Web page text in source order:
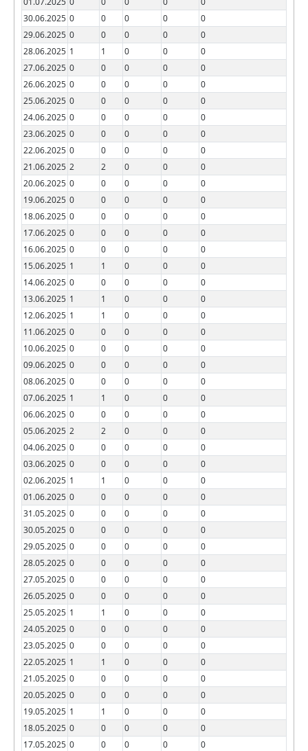
30.06.2025 0 0 0 0
0
29.06.2025 0 0 0 0
0
28.06.2025 1 1 0 0
0
27.06.2025 0 0 0 0
0
26.06.2025 0 0 0 0
0
25.06.2025 0 0 0 0
0
24.06.2025 0 0 0 0
0
23.06.2025 0 0 0 0
0
22.06.2025 0 0 0 0
0
21.06.2025 2 2 0 0
0
20.06.2025 0 0 0 0
0
19.06.2025 0 0 0 0
0
18.06.2025 0 0 0 0
0
17.06.2025 0 0 0 0
0
16.06.2025 0 0 0 0
0
15.06.2025 1 1 0 0
0
14.06.2025 0 0 0 0
0
13.06.2025 1 1 0 0
0
12.06.2025 1 1 0 0
0
11.06.2025 0 0 0 0
0
10.06.2025 0 0 0 0
0
09.06.2025 0 0 0 0
0
08.06.2025 0 0 0 0
0
07.06.2025 1 1 0 0
0
06.06.2025 0 0 0 0
0
05.06.2025 2 2 0 0
0
04.06.2025 0 0 0 0
0
03.06.2025 0 0 0 0
0
02.06.2025 1 1 0 0
0
01.06.2025 0 0 0 0
0
31.05.2025 0 0 0 0
0
30.05.2025 0 0 0 0
0
29.05.2025 0 0 0 0
0
28.05.2025 0 0 0 0
0
27.05.2025 0 0 0 0
0
26.05.2025 0 0 0 0
0
25.05.2025 1 1 0 0
0
24.05.2025 0 0 0 0
0
23.05.2025 0 0 0 0
0
22.05.2025 1 1 0 0
0
21.05.2025 0 0 0 0
0
20.05.2025 0 0 0 0
0
19.05.2025 1 1 0 0
0
18.05.2025 0 0 0 0
0
17.05.2025 0 0 0 0
0